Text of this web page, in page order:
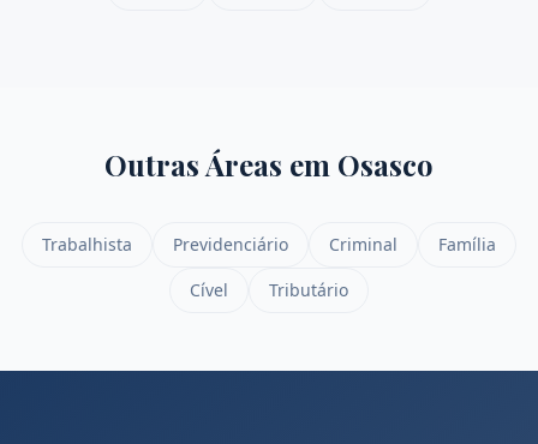
Outras Áreas em Osasco
Trabalhista Previdenciário Criminal
Família
Cível
Tributário